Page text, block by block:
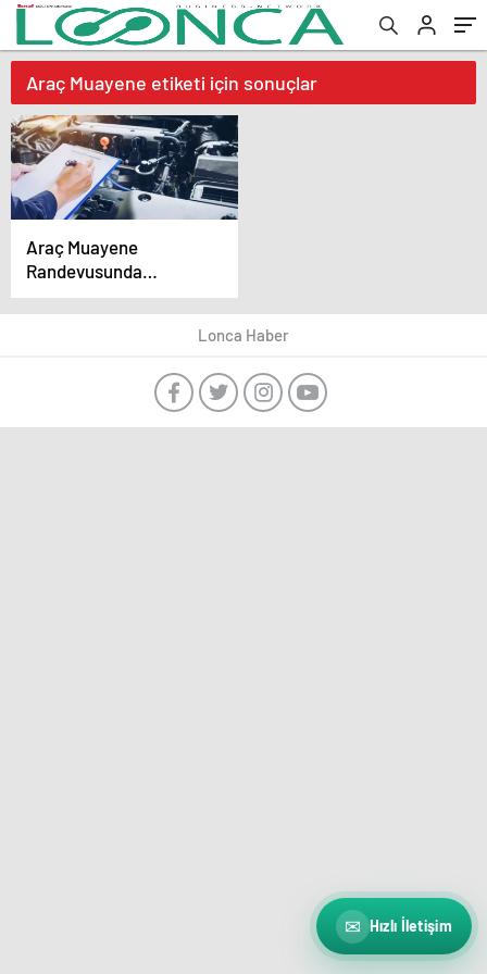
Araç Muayene etiketi için sonuçlar
Araç Muayene
Randevusunda
Bilmeniz Gereken Her
Şey: Başvuru, Ücret,
Lonca Haber
✉ Hızlı İletişim